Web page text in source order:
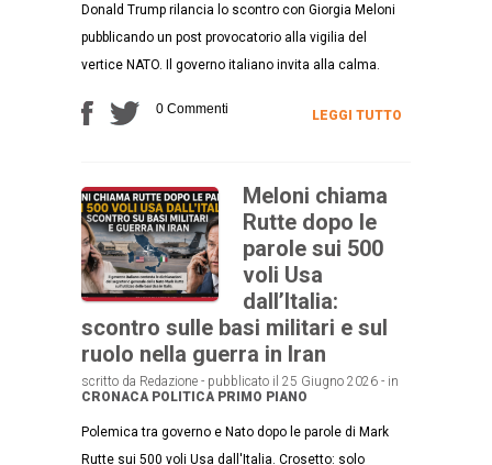
Donald Trump rilancia lo scontro con Giorgia Meloni
pubblicando un post provocatorio alla vigilia del
vertice NATO. Il governo italiano invita alla calma.
0 Commenti LEGGI TUTTO
Meloni chiama
Rutte dopo le
parole sui 500
voli Usa
dall’Italia:
scontro sulle basi militari e sul
ruolo nella guerra in Iran
scritto da Redazione - pubblicato il 25 Giugno 2026 - in
CRONACA POLITICA PRIMO PIANO
Polemica tra governo e Nato dopo le parole di Mark
Rutte sui 500 voli Usa dall'Italia. Crosetto: solo